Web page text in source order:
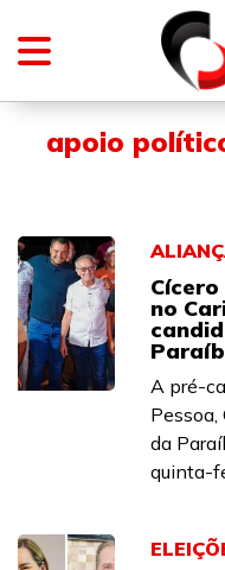
apoio
no
A pré-
Pessoa,
da
quinta-